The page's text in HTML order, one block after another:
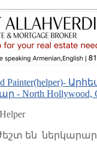
and
North Hollywood,
են